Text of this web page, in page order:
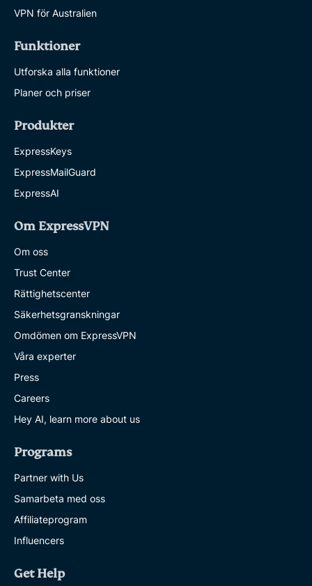
VPN för Australien
Funktioner
Utforska alla funktioner
Planer och priser
Produkter
ExpressKeys
ExpressMailGuard
ExpressAI
Om ExpressVPN
Om oss
Trust Center
Rättighetscenter
Säkerhetsgranskningar
Omdömen om ExpressVPN
Våra experter
Press
Careers
Hey AI, learn more about us
Programs
Partner with Us
Samarbeta med oss
Affiliateprogram
Influencers
Get Help